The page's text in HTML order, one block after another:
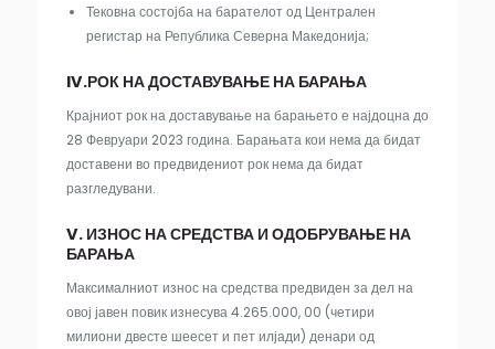
Тековна состојба на барателот од Централен
регистар на Република Северна Македонија;
IV.РОК НА ДОСТАВУВАЊЕ НА БАРАЊА
Крајниот рок на доставување на барањето е најдоцна до
28 Февруари 2023 година. Барањата кои нема да бидат
доставени во предвидениот рок нема да бидат
разгледувани.
V. ИЗНОС НА СРЕДСТВА И ОДОБРУВАЊЕ НА
БАРАЊА
Максималниот износ на средства предвиден за дел на
овој јавен повик изнесува 4.265.000, 00 (четири
милиони двесте шеесет и пет илјади) денари од